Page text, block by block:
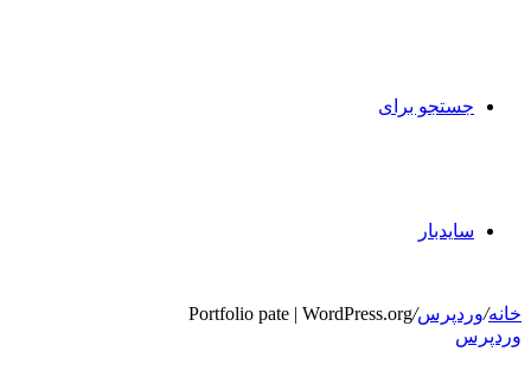
جستجو برای
سایدبار
خانه/وردپرس/
Portfolio pate | WordPress.org
وردپرس